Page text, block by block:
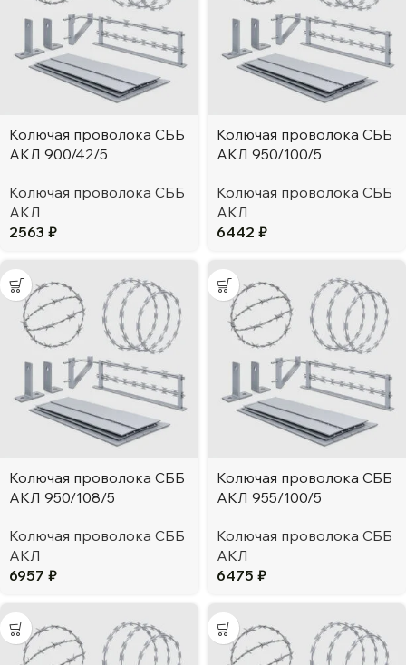
Колючая проволока СББ
АКЛ 900/42/5
Колючая проволока СББ
АКЛ
2563 ₽
Колючая проволока СББ
АКЛ 950/100/5
Колючая проволока СББ
АКЛ
6442 ₽
Колючая проволока СББ
АКЛ 950/108/5
Колючая проволока СББ
АКЛ
6957 ₽
Колючая проволока СББ
АКЛ 955/100/5
Колючая проволока СББ
АКЛ
6475 ₽